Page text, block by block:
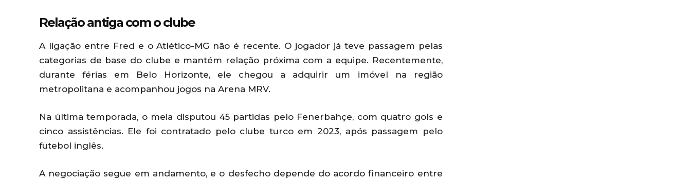
Relação antiga com o clube
A ligação entre Fred e o Atlético-MG não é recente. O jogador já teve passagem pelas
categorias de base do clube e mantém relação próxima com a equipe. Recentemente,
durante férias em Belo Horizonte, ele chegou a adquirir um imóvel na região
metropolitana e acompanhou jogos na Arena MRV.
Na última temporada, o meia disputou 45 partidas pelo Fenerbahçe, com quatro gols e
cinco assistências. Ele foi contratado pelo clube turco em 2023, após passagem pelo
futebol inglês.
A negociação segue em andamento, e o desfecho depende do acordo financeiro entre